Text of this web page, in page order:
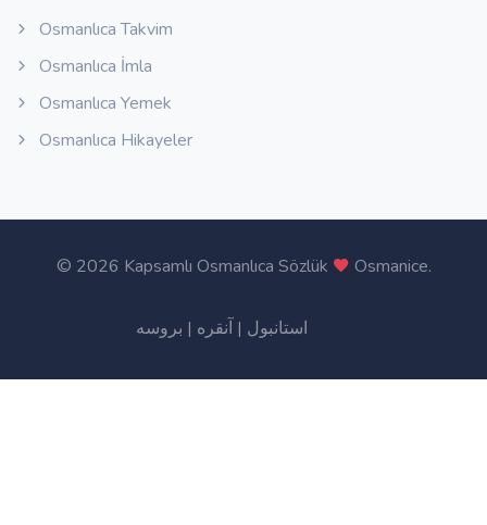
Osmanlıca Takvim
Osmanlıca İmla
Osmanlıca Yemek
Osmanlıca Hikayeler
© 2026 Kapsamlı Osmanlıca Sözlük Osmanice.
استانبول | آنقره | بروسه